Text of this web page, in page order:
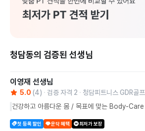
청담동의 검증된 선생님
이영재 선생님
5.0 (4) 검증 자격 2
청담피트니스 GDR골프
건강하고 아름다운 몸 / 목표에 맞는 Body-Care
첫 등록 할인 운닥 혜택 최저가 보장